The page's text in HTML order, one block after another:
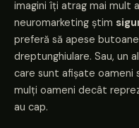
imagini îți atrag mai mult
neuromarketing știm
preferă să apese
dreptunghiulare. Sau, un
care sunt afișate oameni
mulți oameni decât
au cap.